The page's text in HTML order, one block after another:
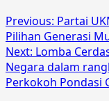
Previous: Partai
Pilihan Generasi
Next: Lomba
Negara dalam
Perkokoh Pondasi